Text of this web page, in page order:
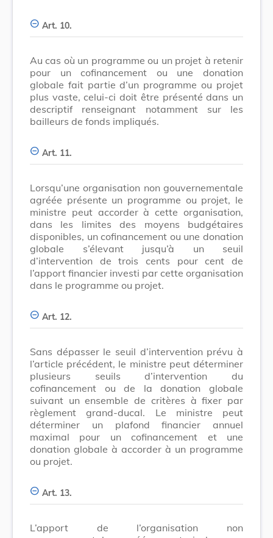
Art. 10.
Au cas où un programme ou un projet à retenir
pour un cofinancement ou une donation
globale fait partie d’un programme ou projet
plus vaste, celui-ci doit être présenté dans un
descriptif renseignant notamment sur les
bailleurs de fonds impliqués.
Art. 11.
Lorsqu’une organisation non gouvernementale
agréée présente un programme ou projet, le
ministre peut accorder à cette organisation,
dans les limites des moyens budgétaires
disponibles, un cofinancement ou une donation
globale s’élevant jusqu’à un seuil
d’intervention de trois cents pour cent de
l’apport financier investi par cette organisation
dans le programme ou projet.
Art. 12.
Sans dépasser le seuil d’intervention prévu à
l’article précédent, le ministre peut déterminer
plusieurs seuils d’intervention du
cofinancement ou de la donation globale
suivant un ensemble de critères à fixer par
règlement grand-ducal. Le ministre peut
déterminer un plafond financier annuel
maximal pour un cofinancement et une
donation globale à accorder à un programme
ou projet.
Art. 13.
L’apport de l’organisation non